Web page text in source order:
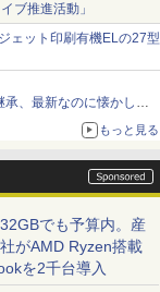
ブ推進活動」
ェット印刷有機ELの27型
承、最新なのに懐かし
e Cuore「DS-TC52B」
もっと見る
でも予算内。産
がAMD Ryzen搭載
を2千台導入